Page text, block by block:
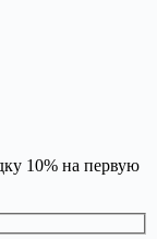
10% на первую